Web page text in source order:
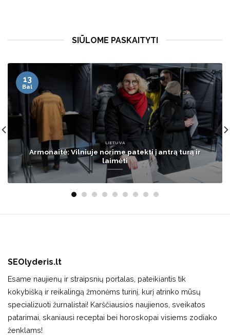
SIŪLOME PASKAITYTI
LIETUVA
„COVID-19 šįkart driokstelėjo ir man“ – įvertino, ar
Lietuvoje ruoštis naujai viruso bangai
12
Bir
SEOlyderis.lt
Esame naujienų ir straipsnių portalas, pateikiantis tik
kokybišką ir reikalingą žmonėms turinį, kurį atrinko mūsų
specializuoti žurnalistai! Karščiausios naujienos, sveikatos
patarimai, skaniausi receptai bei horoskopai visiems zodiako
ženklams!